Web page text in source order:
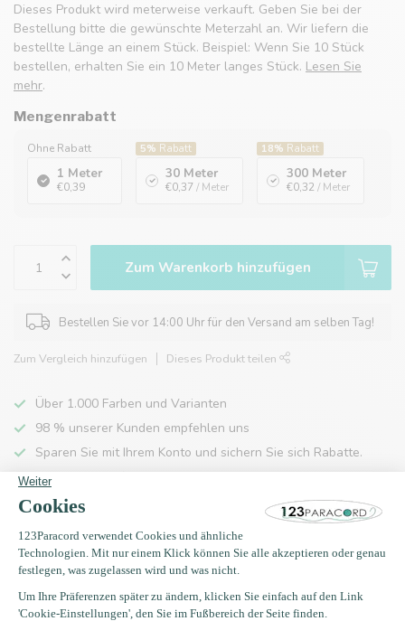
Dieses Produkt wird meterweise verkauft. Geben Sie bei der
Bestellung bitte die gewünschte Meterzahl an. Wir liefern die
bestellte Länge an einem Stück. Beispiel: Wenn Sie 10 Stück
bestellen, erhalten Sie ein 10 Meter langes Stück. Lesen Sie
mehr.
Mengenrabatt
Ohne Rabatt
1 Meter
€0,39
5% Rabatt
30 Meter
€0,37/ Meter
18% Rabatt
300 Meter
€0,32 / Meter
Zum Warenkorb hinzufügen
Bestellen Sie vor 14:00 Uhr für den Versand am selben Tag!
Zum Vergleich hinzufügen Dieses Produkt teilen
Über 1.000 Farben und Varianten
98 % unserer Kunden empfehlen uns
Sparen Sie mit Ihrem Konto und sichern Sie sich Rabatte.
Kostenlose Lieferung nach Hause ab 150 €
Produktbeschreibung